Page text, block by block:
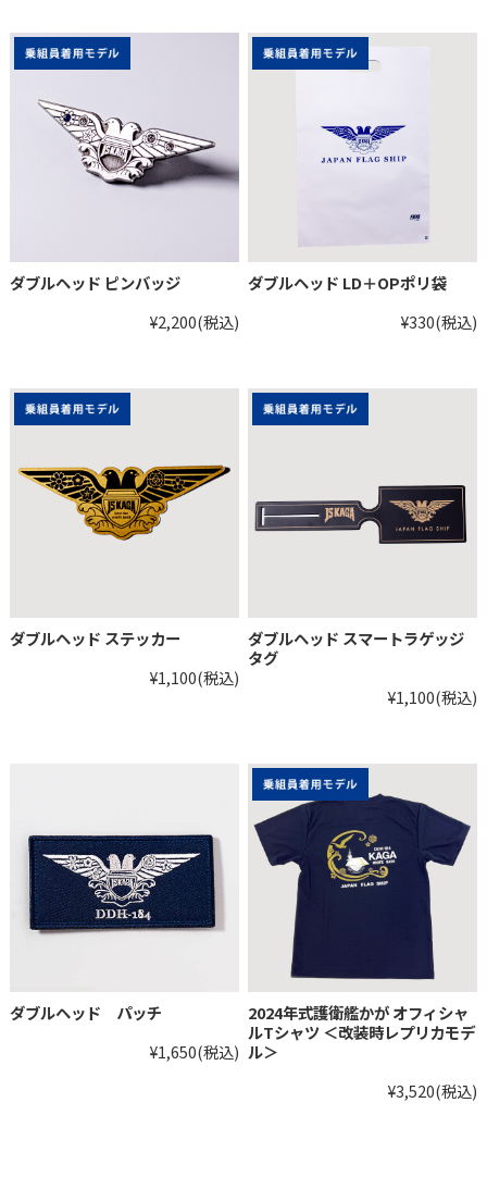
ダブルヘッド ピンバッジ
¥2,200(税込)
ダブルヘッド LD＋OPポリ袋
¥330(税込)
ダブルヘッド ステッカー
¥1,100(税込)
ダブルヘッド スマートラゲッジ
タグ
¥1,100(税込)
ダブルヘッド パッチ
¥1,650(税込)
2024年式護衛艦かが オフィシャ
ルTシャツ ＜改装時レプリカモデ
ル＞
¥3,520(税込)